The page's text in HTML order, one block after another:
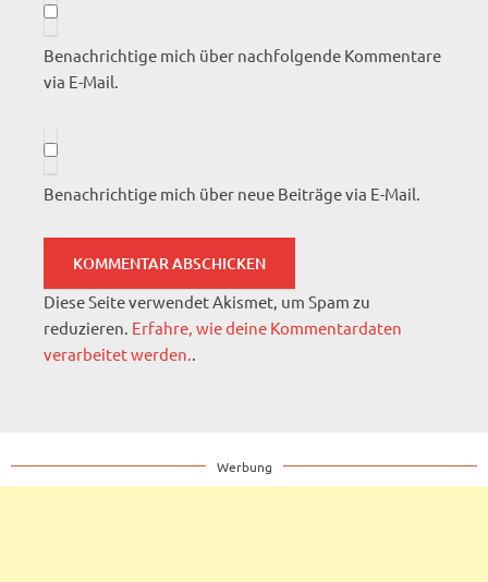
Benachrichtige mich über nachfolgende Kommentare
via E-Mail.
Benachrichtige mich über neue Beiträge via E-Mail.
Diese Seite verwendet Akismet, um Spam zu
reduzieren. Erfahre, wie deine Kommentardaten
verarbeitet werden..
Werbung